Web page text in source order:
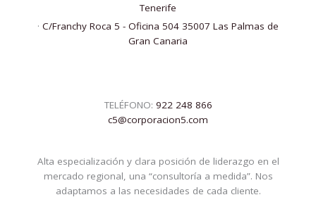
Tenerife
· C/Franchy Roca 5 - Oficina 504 35007 Las Palmas de
Gran Canaria
TELÉFONO: 922 248 866
c5@corporacion5.com
Alta especialización y clara posición de liderazgo en el
mercado regional, una “consultoría a medida”. Nos
adaptamos a las necesidades de cada cliente.